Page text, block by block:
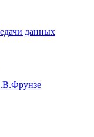
данных